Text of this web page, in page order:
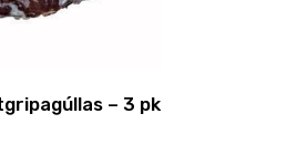
– 3 pk